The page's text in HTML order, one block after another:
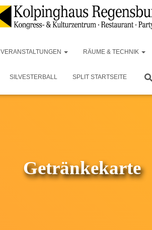
VERANSTALTUNGEN RÄUME & TECHNIK
SILVESTERBALL SPLIT STARTSEITE
Getränkekarte